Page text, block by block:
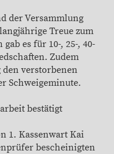
der Versammlung
Treue zum
es für 10-, 25-, 40-
Zudem
den verstorbenen
Schweigeminute.
bestätigt
1. Kassenwart Kai
bescheinigten